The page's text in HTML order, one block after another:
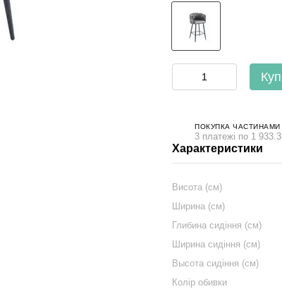
ПОКУПКА ЧАСТИНАМИ
3 платежі по 1
Характеристики
Висота (см)
Ширина (см)
Глибина сидіння (см)
Ширина сидіння (см)
Высота сидіння (см)
Колір обивки